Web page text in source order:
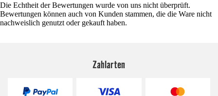
Die Echtheit der Bewertungen wurde von uns nicht überprüft.
Bewertungen können auch von Kunden stammen, die die Ware nicht
nachweislich genutzt oder gekauft haben.
Zahlarten